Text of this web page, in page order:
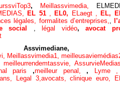
, Meillassvimedia,
EL 51, EL0, ELaegt , EL,
légales, formalites d’entreprises,
social légal vidéo,
avocat
Meillassvimedia1, meilleusaviemédias
,meilleurrendemtassvie,
paris ,meilleur penal,, Lyme ,
Legal 3, avocats, cliniqueeuro,